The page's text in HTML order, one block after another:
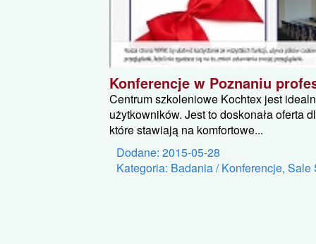
Konferencje w Poznaniu
Centrum szkoleniowe Kochtex jest
użytkowników. Jest to doskonała oferta
które stawiają na komfortowe...
Dodane: 2015-05-28
Kategoria: Badania / Konferencje,